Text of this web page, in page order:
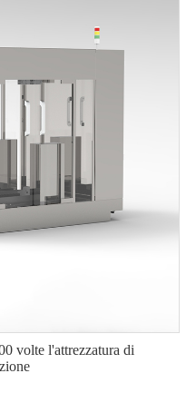
volte l'attrezzatura di